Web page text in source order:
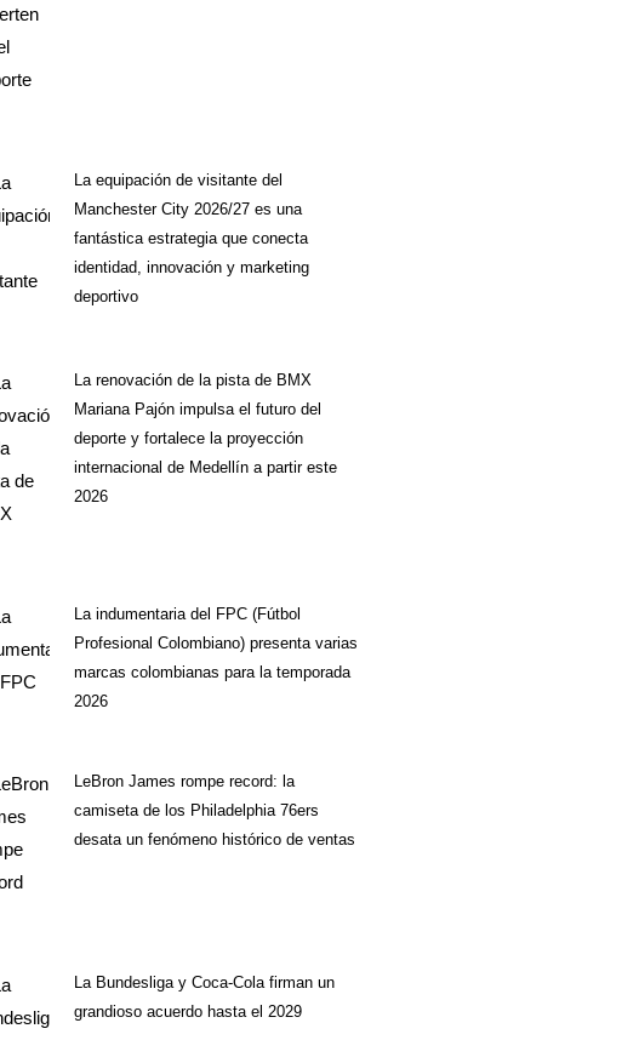
La equipación de visitante del
Manchester City 2026/27 es una
fantástica estrategia que conecta
identidad, innovación y marketing
deportivo
La renovación de la pista de BMX
Mariana Pajón impulsa el futuro del
deporte y fortalece la proyección
internacional de Medellín a partir este
2026
La indumentaria del FPC (Fútbol
Profesional Colombiano) presenta varias
marcas colombianas para la temporada
2026
LeBron James rompe record: la
camiseta de los Philadelphia 76ers
desata un fenómeno histórico de ventas
La Bundesliga y Coca-Cola firman un
grandioso acuerdo hasta el 2029